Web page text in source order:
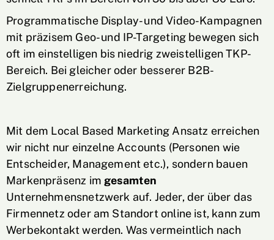
Programmatische Display- und Video-Kampagnen
mit präzisem Geo- und IP-Targeting bewegen sich
oft im einstelligen bis niedrig zweistelligen TKP-
Bereich. Bei gleicher oder besserer B2B-
Zielgruppenerreichung.
Mit dem Local Based Marketing Ansatz erreichen
wir nicht nur einzelne Accounts (Personen wie
Entscheider, Management etc.), sondern bauen
Markenpräsenz im gesamten
Unternehmensnetzwerk auf. Jeder, der über das
Firmennetz oder am Standort online ist, kann zum
Werbekontakt werden. Was vermeintlich nach